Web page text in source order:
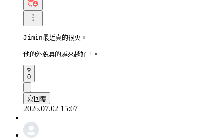
Jimin最近真的很火。
他的外貌真的越來越好了。
0
寫回覆
2026.07.02 15:07